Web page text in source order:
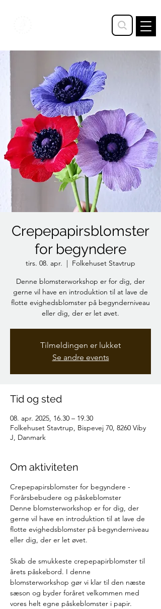
Crepepapirsblomster
for begyndere
tirs. 08. apr.
  |
Folkehuset Stavtrup
Denne blomsterworkshop er for dig, der
gerne vil have en introduktion til at lave de
flotte evighedsblomster på begynderniveau
eller dig, der er let øvet.
Tilmeldingen er lukket
Se andre events
Tid og sted
08. apr. 2025, 16.30 – 19.30
Folkehuset Stavtrup, Bispevej 70, 8260 Viby
J, Danmark
Om aktiviteten
Crepepapirsblomster for begyndere -
Forårsbebudere og påskeblomster
Denne blomsterworkshop er for dig, der
gerne vil have en introduktion til at lave de
flotte evighedsblomster på begynderniveau
eller dig, der er let øvet.
Skab de smukkeste crepepapirblomster til
årets påskebord. I denne
blomsterworkshop gør vi klar til den næste
sæson og byder foråret velkommen med
vores helt egne påskeblomster i papir.